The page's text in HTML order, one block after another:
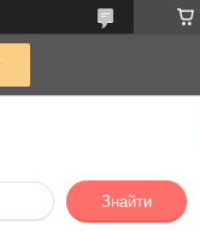
Знайти